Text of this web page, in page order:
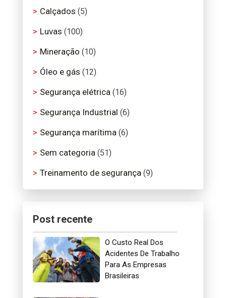
Calçados (5)
Luvas (100)
Mineração (10)
Óleo e gás (12)
Segurança elétrica(16)
Segurança Industrial (6)
Segurança marítima(6)
Sem categoria(51)
Treinamento de segurança(9)
Post recente
O Custo Real Dos
Acidentes De Trabalho
Para As Empresas
Brasileiras